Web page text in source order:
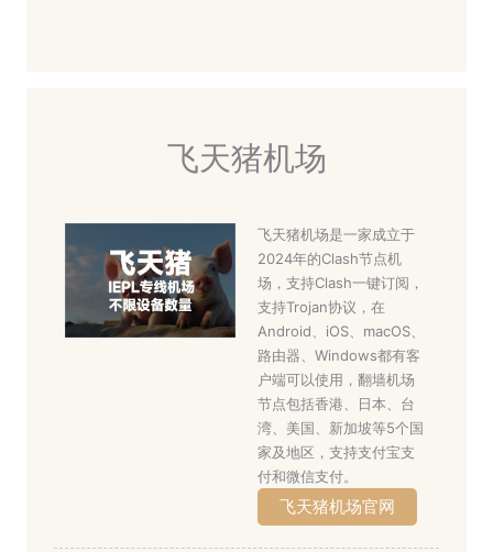
飞天猪机场
飞天猪机场是一家成立于
2024年的Clash节点机
场，支持Clash一键订阅，
支持Trojan协议，在
Android、iOS、macOS、
路由器、Windows都有客
户端可以使用，翻墙机场
节点包括香港、日本、台
湾、美国、新加坡等5个国
家及地区，支持支付宝支
付和微信支付。
飞天猪机场官网